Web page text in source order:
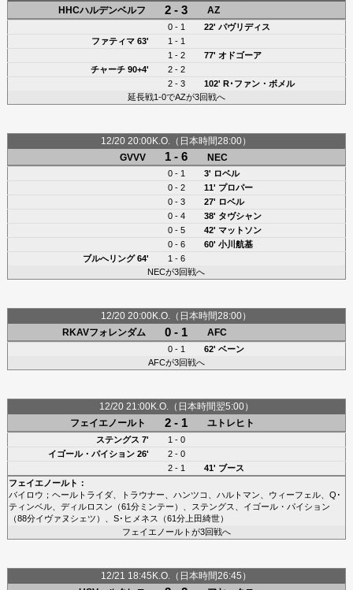
HHCハルデンベルフ
2 - 3 AZ
0 - 1 22' パヴリディス
ファティマ 63'
1 - 1
1 - 2
77' オドゴーア
チャーチ 90+4'
2 - 2
2 - 3
102' R･ファン・ボメル
延長戦1-0でAZが3回戦へ
12/20 20:00K.O.（日本時間28:00）
GVVV
1 - 6 NEC
0 - 1 3' ロベル
0 - 2
11' プロパー
0 - 3
27' ロベル
0 - 4
38' タヴシャン
0 - 5
42' マットソン
0 - 6
60' 小川航基
ブルへリング 64'
1 - 6
NECが3回戦へ
12/20 20:00K.O.（日本時間28:00）
RKAVフォレンダム
0 - 1 AFC
0 - 1
62' ベーン
AFCが3回戦へ
12/20 21:00K.O.（日本時間翌5:00）
フェイエノールト
2 - 1 ユトレヒト
ステングス 7'
1 - 0
イゴール・パイション26'
2 - 0
2 - 1
41' ブース
フェイエノールト ：
バイロウ ； ヘールトライダ、 トラウナー ハンツコ ハルトマン ウィーフェル、 Q･
ティンベル、 ディルロスン （61分ミンテー ）、 ステングス
イゴール・パイション
（88分イヴァヌシェツ ）、 S･ヒメネス （61分上田綺世）
フェイエノールトが3回戦へ
12/21 18:45K.O.（日本時間26:45）